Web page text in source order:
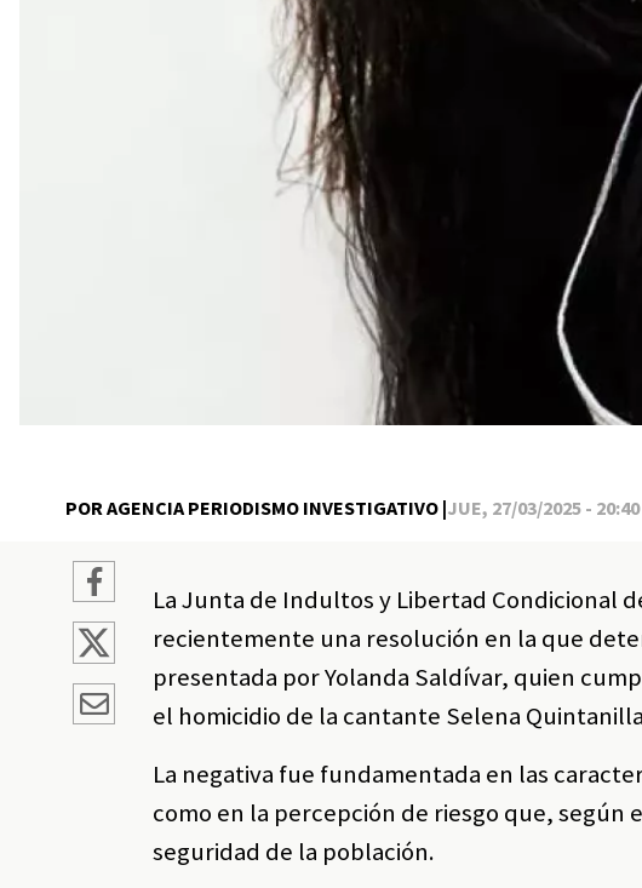
POR AGENCIA PERIODISMO INVESTIGATIVO |JUE, 27/03/2025 - 20:40
La Junta de Indultos y Libertad Condicional
recientemente una resolución en la que
presentada por Yolanda Saldívar, quien
el homicidio de la cantante Selena
La negativa fue fundamentada en las
como en la percepción de riesgo que,
seguridad de la población.